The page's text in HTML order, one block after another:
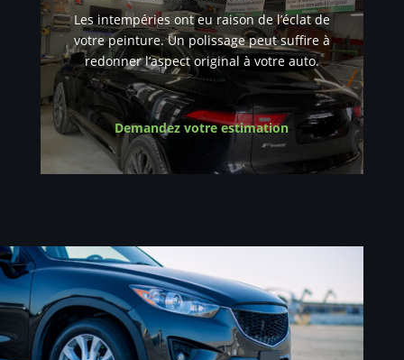
Les intempéries ont eu raison de l’éclat de
votre peinture. Un polissage peut suffire à
redonner l’aspect original à votre auto.
Demandez votre estimation